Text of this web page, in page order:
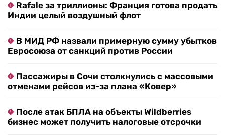
Rafale за триллионы: Франция готова продать
Индии целый воздушный флот
В МИД РФ назвали примерную сумму убытков
Евросоюза от санкций против России
Пассажиры в Сочи столкнулись с массовыми
отменами рейсов из-за плана «Ковер»
После атак БПЛА на объекты Wildberries
бизнес может получить налоговые отсрочки